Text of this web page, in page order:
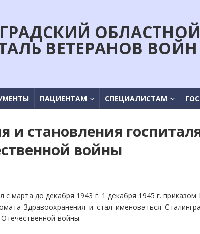
ВЕТЕРАНОВ ВОЙН
ПАЦИЕНТАМ СПЕЦИАЛИСТАМ
и становления
войны
с марта до декабря 1943 г. 1 декабря 1945 г.
Здравоохранения и стал именоваться
войны.